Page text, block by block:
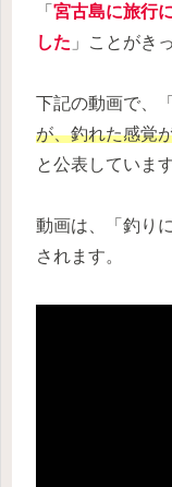
「 宮古島に旅行
した 」ことがき
下記の動画で、「
が、釣れた感覚
と公表しています
動画は、「釣り
されます。